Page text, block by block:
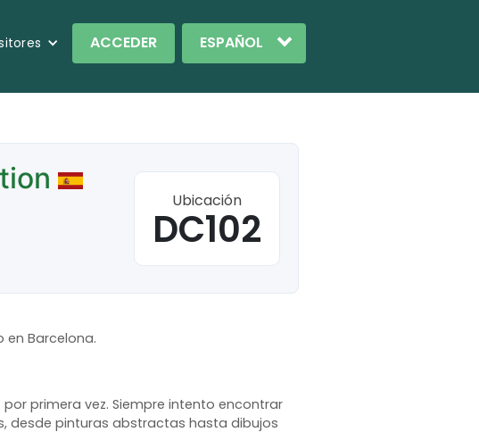
ACCEDER
Ubicación
DC102
en Barcelona.
primera vez. Siempre intento encontrar
desde pinturas abstractas hasta dibujos